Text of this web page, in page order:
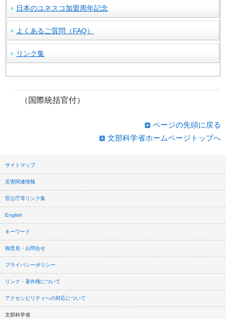
日本のユネスコ加盟周年記念
よくあるご質問（FAQ）
リンク集
（国際統括官付）
ページの先頭に戻る
文部科学省ホームページトップへ
サイトマップ
災害関連情報
官公庁等リンク集
English
キーワード
御意見・お問合せ
プライバシーポリシー
リンク・著作権について
アクセシビリティへの対応について
文部科学省